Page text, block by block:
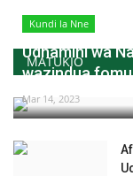
MATUKIO
Kundi la Nne
Udhamini wa
wazindua
Mar 14, 2023